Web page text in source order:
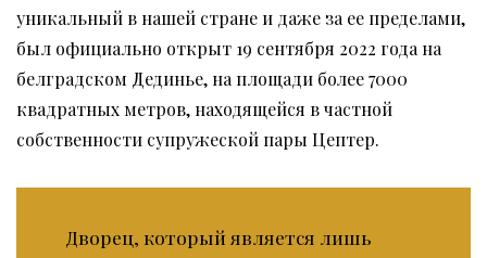
уникальный в нашей стране и даже за ее пределами,
был официально открыт 19 сентября 2022 года на
белградском Дединье, на площади более 7000
квадратных метров, находящейся в частной
собственности супружеской пары Цептер.
Дворец, который является лишь